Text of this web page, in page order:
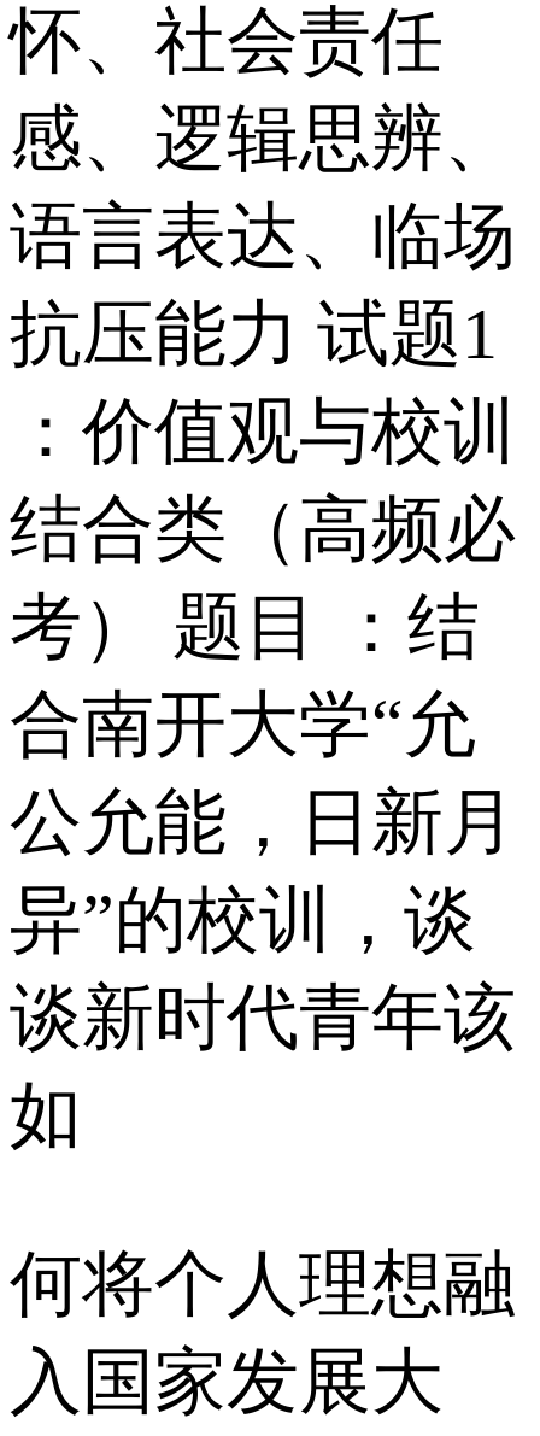
怀、社会责任
感、逻辑思辨、
语言表达、临场
抗压能力 试题1
：价值观与校训
结合类（高频必
考） 题目 ：结
合南开大学“允
公允能，日新月
异”的校训，谈
谈新时代青年该
如
何将个人理想融
入国家发展大